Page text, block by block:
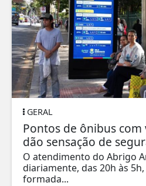
GERAL
Pontos de ônibus
dão sensação de
O atendimento do Abrigo
diariamente, das 20h às
formada...